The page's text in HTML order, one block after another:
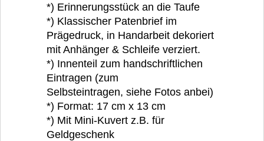
*) Erinnerungsstück an die Taufe
*) Klassischer Patenbrief im
Prägedruck, in Handarbeit dekoriert
mit Anhänger & Schleife verziert.
*) Innenteil zum handschriftlichen
Eintragen (zum
Selbsteintragen, siehe Fotos anbei)
*) Format: 17 cm x 13 cm
*) Mit Mini-Kuvert z.B. für
Geldgeschenk